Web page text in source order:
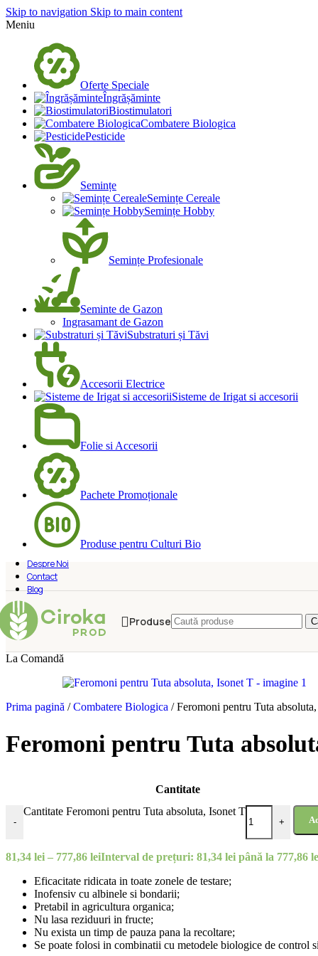
Skip to navigation Skip to main content
Meniu
Oferte Speciale
Îngrășăminte
Biostimulatori
Combatere Biologica
Pesticide
Semințe
Semințe Cereale
Semințe Hobby
Semințe Profesionale
Seminte de Gazon
Ingrasamant de Gazon
Substraturi și Tăvi
Accesorii Electrice
Sisteme de Irigat si accesorii
Folie si Accesorii
Pachete Promoționale
Produse pentru Culturi Bio
Despre Noi
Contact
Blog
Produse
La Comandă
Prima pagină / Combatere Biologica / Feromoni pentru Tuta
Feromoni pentru Tuta
Cantitate
-
Cantitate Feromoni pentru Tuta absoluta, Isonet T
+
81,34 lei – 777,86 leiInterval de prețuri: 81,34 lei până la 777,86
Eficacitate ridicata in toate zonele de testare;
Inofensiv cu albinele si bondarii;
Pretabil in agricultura organica;
Nu lasa reziduuri in fructe;
Nu exista un timp de pauza pana la recoltare;
Se poate folosi in combinatii cu metodele biologice de control